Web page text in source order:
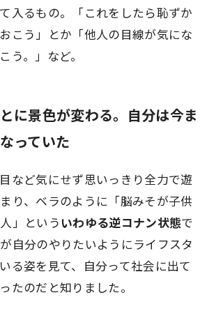
入るもの。「これをしたら恥ずか
こう」とか「他人の目線が気にな
う。」など。
に景色が変わる。自分は今ま
っていた
など気にせず思いっきり全力で遊
り、ベラのように「脳みそが子供
」といういわゆる逆コナン状態で
自分のやりたいようにライフスタ
る姿を見て、自分って社会に出て
たのだと知りました。